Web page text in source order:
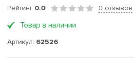
Рейтинг 0.0 0 отзывов
Товар в наличии
Артикул: 62526